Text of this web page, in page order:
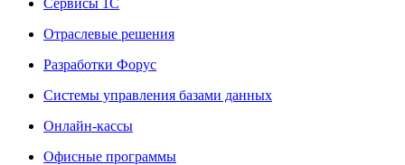
Сервисы 1С
Отраслевые решения
Разработки Форус
Системы управления базами данных
Онлайн-кассы
Офисные программы